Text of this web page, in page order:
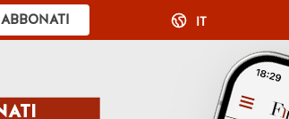
ABBONATI IT